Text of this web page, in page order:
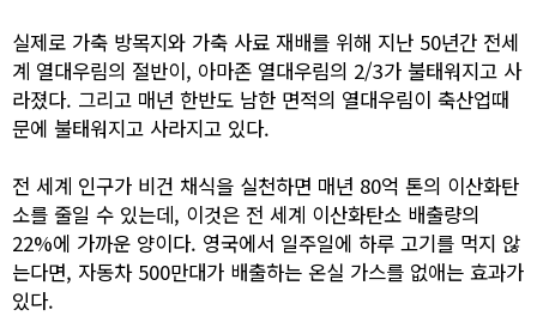
실제로 가축 방목지와 가축 사료 재배를 위해 지난 50년간 전세
계 열대우림의 절반이, 아마존 열대우림의 2/3가 불태워지고 사
라졌다. 그리고 매년 한반도 남한 면적의 열대우림이 축산업때
문에 불태워지고 사라지고 있다.
전 세계 인구가 비건 채식을 실천하면 매년 80억 톤의 이산화탄
소를 줄일 수 있는데, 이것은 전 세계 이산화탄소 배출량의
22%에 가까운 양이다. 영국에서 일주일에 하루 고기를 먹지 않
는다면, 자동차 500만대가 배출하는 온실 가스를 없애는 효과가
있다.